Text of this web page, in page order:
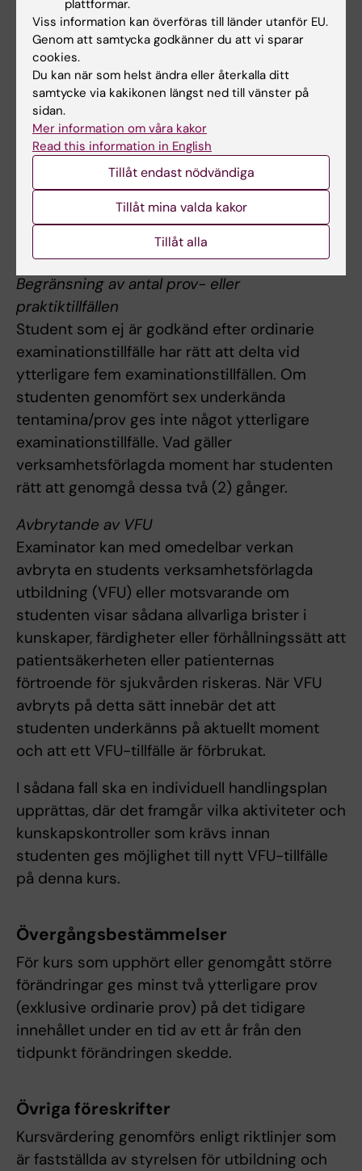
Kursansvarig bedömer om och i så fall hur
frånvaro från obligatoriska utbildningsinslag
kan tas igen. Innan studenten deltagit i de
obligatoriska utbildningsinslagen eller tagit
igen frånvaro i enlighet med kursansvarigs
anvisningar kan inte studieresultaten
slutrapporteras.
Frånvaro från ett obligatoriskt
utbildningsinslag kan innebära att den
studerande inte kan ta igen tillfället förrän
nästa gång kursen ges.
Begränsning av antal prov- eller
praktiktillfällen
Student som ej är godkänd efter ordinarie
examinationstillfälle har rätt att delta vid
ytterligare fem examinationstillfällen. Om
studenten genomfört sex underkända
tentamina/prov ges inte något ytterligare
examinationstillfälle. Vad gäller
verksamhetsförlagda moment har studenten
rätt att genomgå dessa två (2) gånger.
Avbrytande av VFU
Examinator kan med omedelbar verkan
avbryta en students verksamhetsförlagda
utbildning (VFU) eller motsvarande om
studenten visar sådana allvarliga brister i
kunskaper, färdigheter eller förhållningssätt att
patientsäkerheten eller patienternas
förtroende för sjukvården riskeras. När VFU
avbryts på detta sätt innebär det att
studenten underkänns på aktuellt moment
och att ett VFU-tillfälle är förbrukat.
I sådana fall ska en individuell handlingsplan
upprättas, där det framgår vilka aktiviteter och
kunskapskontroller som krävs innan
studenten ges möjlighet till nytt VFU-tillfälle
på denna kurs.
Övergångsbestämmelser
För kurs som upphört eller genomgått större
förändringar ges minst två ytterligare prov
(exklusive ordinarie prov) på det tidigare
innehållet under en tid av ett år från den
tidpunkt förändringen skedde.
Övriga föreskrifter
Kursvärdering genomförs enligt riktlinjer som
är fastställda av styrelsen för utbildning och
plattformar.
Viss information kan överföras till länder utanför EU.
Genom att samtycka godkänner du att vi sparar
cookies.
Du kan när som helst ändra eller återkalla ditt
samtycke via kakikonen längst ned till vänster på
sidan.
Mer information om våra kakor
Read this information in English
Tillåt endast nödvändiga
Tillåt mina valda kakor
Tillåt alla